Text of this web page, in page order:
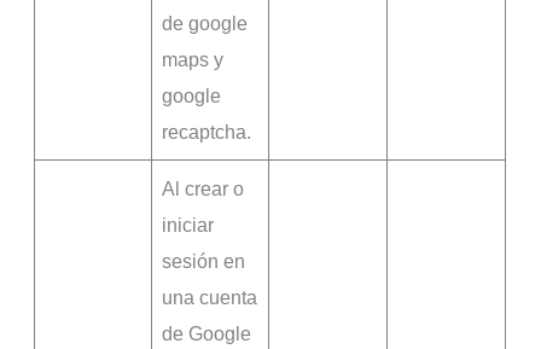
de google
maps y
google
recaptcha.
Al crear o
iniciar
sesión en
una cuenta
de Google